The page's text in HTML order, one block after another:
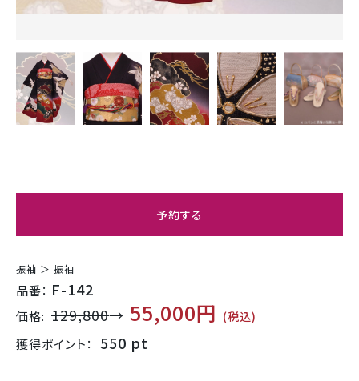
予約する
振袖 ＞ 振袖
品番： F-142
価格: 129,800→ 55,000円 (税込)
獲得ポイント： 550 pt